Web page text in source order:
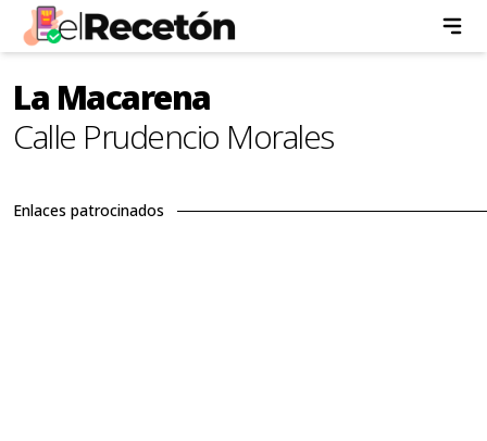
La Macarena
Calle Prudencio Morales
Enlaces patrocinados